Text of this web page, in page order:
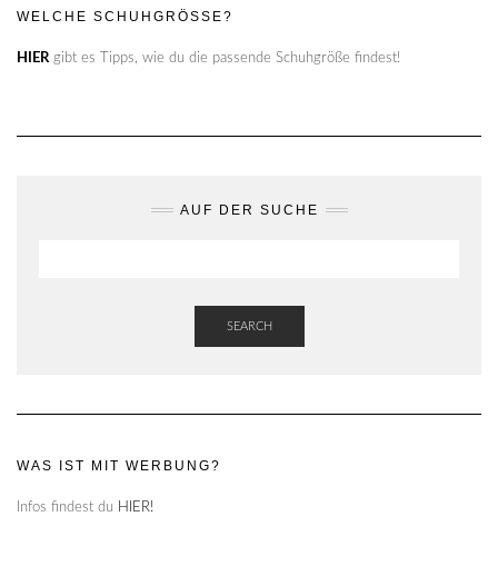
WELCHE SCHUHGRÖSSE?
HIERgibt es Tipps, wie du die passende Schuhgröße findest!
AUF DER SUCHE
SEARCH
WAS IST MIT WERBUNG?
Infos findest du HIER!